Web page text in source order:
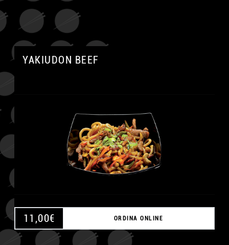
YAKIUDON BEEF
11,00€ ORDINA ONLINE